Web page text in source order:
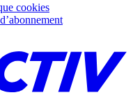
cookies